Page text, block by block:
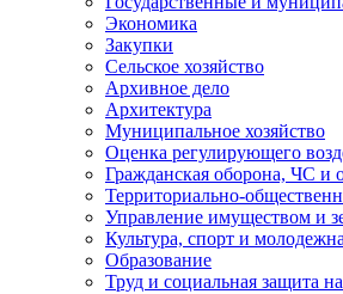
Экономика
Закупки
Сельское хозяйство
Архивное дело
Архитектура
Муниципальное хозяйство
Оценка регулирующего
Гражданская оборона, ЧС и
Территориально-
Управление имуществом и
Культура, спорт и
Образование
Труд и социальная защита